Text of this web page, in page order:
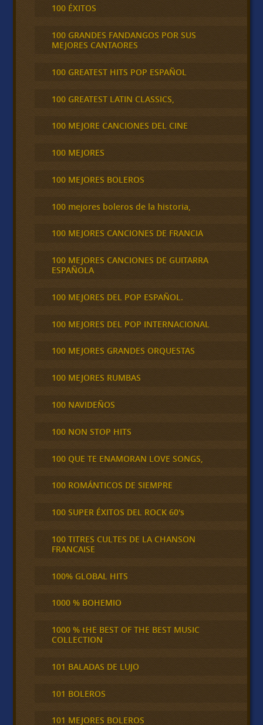
100 ÉXITOS
100 GRANDES FANDANGOS POR SUS
MEJORES CANTAORES
100 GREATEST HITS POP ESPAÑOL
100 GREATEST LATIN CLASSICS,
100 MEJORE CANCIONES DEL CINE
100 MEJORES
100 MEJORES BOLEROS
100 mejores boleros de la historia,
100 MEJORES CANCIONES DE FRANCIA
100 MEJORES CANCIONES DE GUITARRA
ESPAÑOLA
100 MEJORES DEL POP ESPAÑOL.
100 MEJORES DEL POP INTERNACIONAL
100 MEJORES GRANDES ORQUESTAS
100 MEJORES RUMBAS
100 NAVIDEÑOS
100 NON STOP HITS
100 QUE TE ENAMORAN LOVE SONGS,
100 ROMÁNTICOS DE SIEMPRE
100 SUPER ÉXITOS DEL ROCK 60's
100 TITRES CULTES DE LA CHANSON
FRANCAISE
100% GLOBAL HITS
1000 % BOHEMIO
1000 % tHE BEST OF THE BEST MUSIC
COLLECTION
101 BALADAS DE LUJO
101 BOLEROS
101 MEJORES BOLEROS